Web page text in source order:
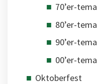
70’er-tema
80’er-tema
90’er-tema
00’er-tema
Oktoberfest